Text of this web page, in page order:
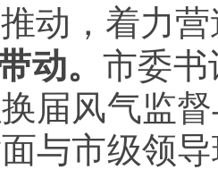
动，着力
动。 市委书
届风气监
与市级领